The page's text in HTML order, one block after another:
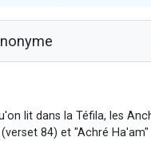
lit dans la Téfila, les
84) et "Achré